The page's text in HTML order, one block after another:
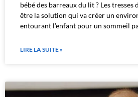
bébé des barreaux du lit ? Les
être la solution qui va créer un
entourant l’enfant pour un sommeil
LIRE LA SUITE »